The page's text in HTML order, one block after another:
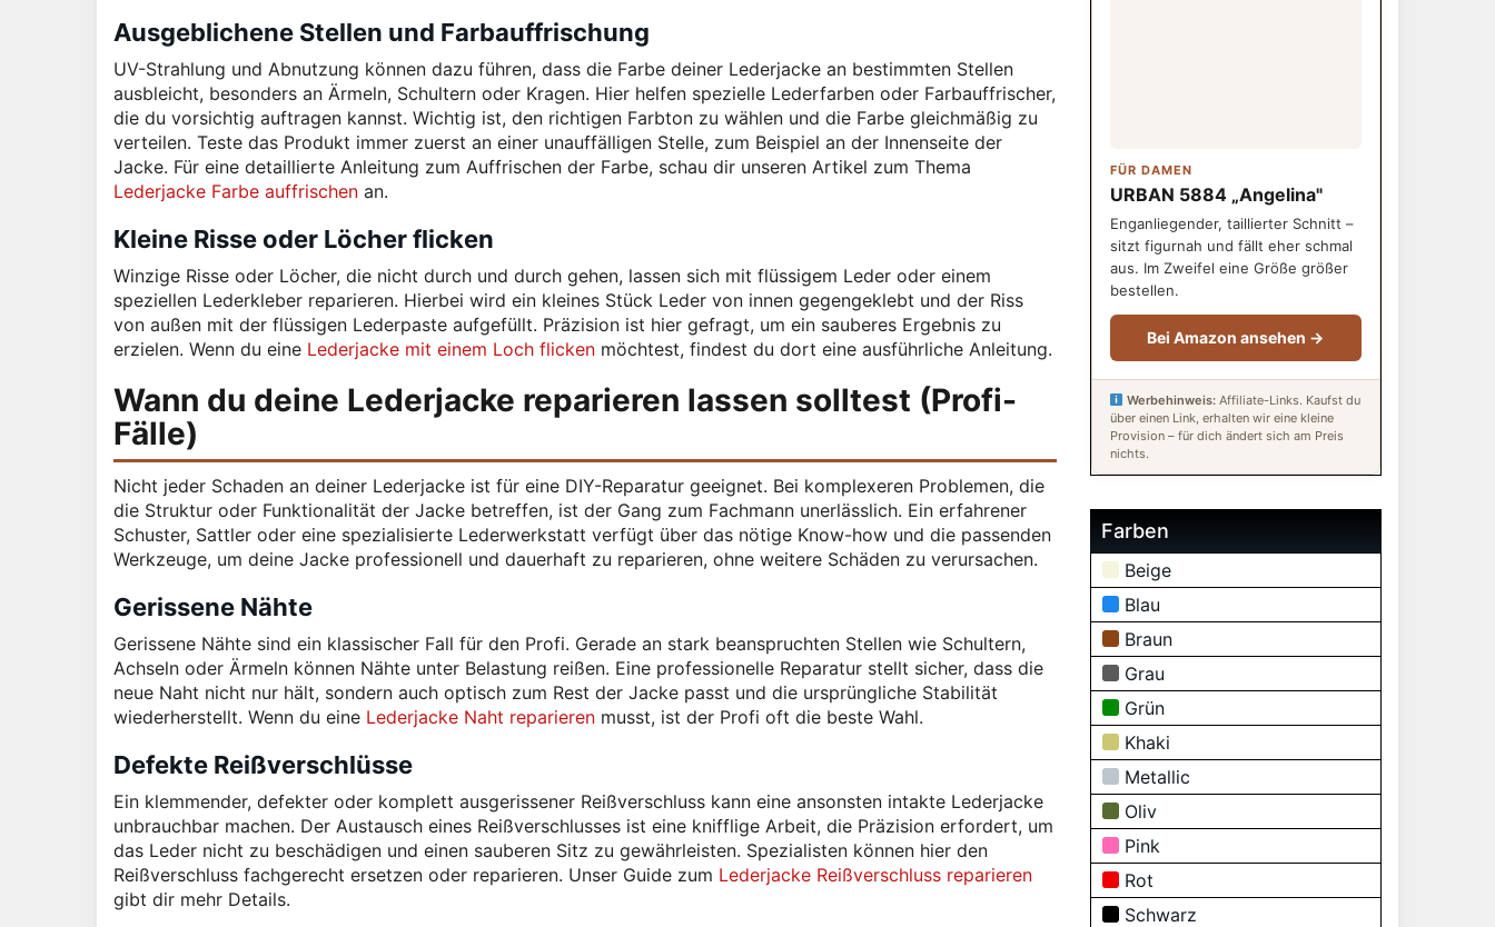
Ausgeblichene Stellen und Farbauffrischung
UV-Strahlung und Abnutzung können dazu führen, dass die Farbe deiner Lederjacke an bestimmten Stellen
ausbleicht, besonders an Ärmeln, Schultern oder Kragen. Hier helfen spezielle Lederfarben oder Farbauffrischer,
die du vorsichtig auftragen kannst. Wichtig ist, den richtigen Farbton zu wählen und die Farbe gleichmäßig zu
verteilen. Teste das Produkt immer zuerst an einer unauffälligen Stelle, zum Beispiel an der Innenseite der
Jacke. Für eine detaillierte Anleitung zum Auffrischen der Farbe, schau dir unseren Artikel zum Thema
Lederjacke Farbe auffrischen an.
Kleine Risse oder Löcher flicken
Winzige Risse oder Löcher, die nicht durch und durch gehen, lassen sich mit flüssigem Leder oder einem
speziellen Lederkleber reparieren. Hierbei wird ein kleines Stück Leder von innen gegengeklebt und der Riss
von außen mit der flüssigen Lederpaste aufgefüllt. Präzision ist hier gefragt, um ein sauberes Ergebnis zu
erzielen. Wenn du eine Lederjacke mit einem Loch flicken möchtest, findest du dort eine ausführliche Anleitung.
Wann du deine Lederjacke reparieren lassen solltest (Profi-
Fälle)
Nicht jeder Schaden an deiner Lederjacke ist für eine DIY-Reparatur geeignet. Bei komplexeren Problemen, die
die Struktur oder Funktionalität der Jacke betreffen, ist der Gang zum Fachmann unerlässlich. Ein erfahrener
Schuster, Sattler oder eine spezialisierte Lederwerkstatt verfügt über das nötige Know-how und die passenden
Werkzeuge, um deine Jacke professionell und dauerhaft zu reparieren, ohne weitere Schäden zu verursachen.
Gerissene Nähte
Gerissene Nähte sind ein klassischer Fall für den Profi. Gerade an stark beanspruchten Stellen wie Schultern,
Achseln oder Ärmeln können Nähte unter Belastung reißen. Eine professionelle Reparatur stellt sicher, dass die
neue Naht nicht nur hält, sondern auch optisch zum Rest der Jacke passt und die ursprüngliche Stabilität
wiederherstellt. Wenn du eine Lederjacke Naht reparieren musst, ist der Profi oft die beste Wahl.
Defekte Reißverschlüsse
Ein klemmender, defekter oder komplett ausgerissener Reißverschluss kann eine ansonsten intakte Lederjacke
unbrauchbar machen. Der Austausch eines Reißverschlusses ist eine knifflige Arbeit, die Präzision erfordert, um
das Leder nicht zu beschädigen und einen sauberen Sitz zu gewährleisten. Spezialisten können hier den
Reißverschluss fachgerecht ersetzen oder reparieren. Unser Guide zum Lederjacke Reißverschluss reparieren
gibt dir mehr Details.
FÜR DAMEN
URBAN 5884 „Angelina"
Enganliegender, taillierter Schnitt –
sitzt figurnah und fällt eher schmal
aus. Im Zweifel eine Größe größer
bestellen.
Bei Amazon ansehen →
Werbehinweis: Affiliate-Links. Kaufst du
über einen Link, erhalten wir eine kleine
Provision – für dich ändert sich am Preis
nichts.
Farben
Beige
Blau
Braun
Grau
Grün
Khaki
Metallic
Oliv
Pink
Rot
Schwarz